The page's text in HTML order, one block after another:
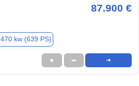
87.900 €
470 kw (639 PS)
★ ➦ ➜